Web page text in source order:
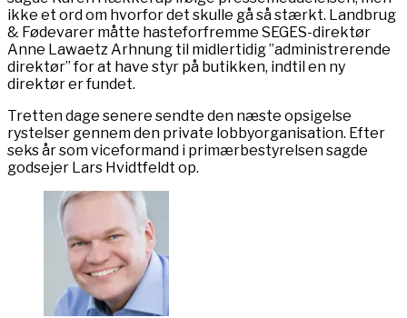
ikke et ord om hvorfor det skulle gå så stærkt. Landbrug
& Fødevarer måtte hasteforfremme SEGES-direktør
Anne Lawaetz Arhnung til midlertidig ”administrerende
direktør” for at have styr på butikken, indtil en ny
direktør er fundet.
Tretten dage senere sendte den næste opsigelse
rystelser gennem den private lobbyorganisation. Efter
seks år som viceformand i primærbestyrelsen sagde
godsejer Lars Hvidtfeldt op.